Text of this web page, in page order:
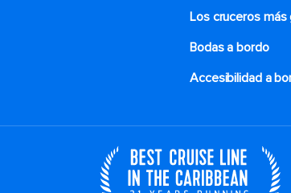
Los cruceros más
Bodas a bordo
Accesibilidad a